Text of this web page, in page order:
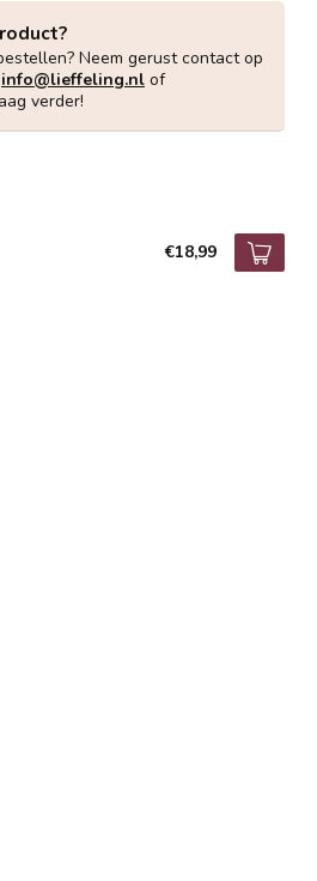
Neem gerust contact op
info@lieffeling.nl of
verder!
€18,99